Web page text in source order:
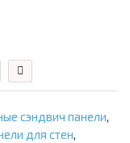
сэндвич панели,
для стен,